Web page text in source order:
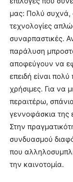
μας: Πολύ συχνά,
τεχνολογίες
συναρπαστικές.
παράλυση
αποφεύγουν να
επειδή είναι
χρήσιμες. Για να
περαιτέρω,
γεννοφάσκια της
Στην
συνδυασμού
που
την καινοτομία.